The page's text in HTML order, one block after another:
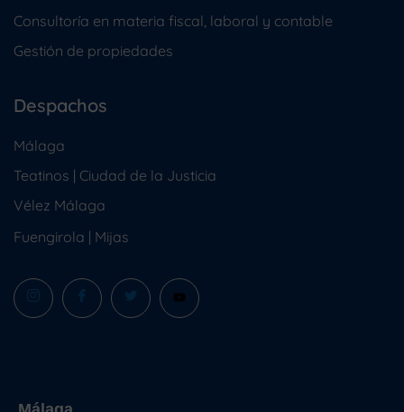
Consultoría en materia fiscal, laboral y contable
Gestión de propiedades
Despachos
Málaga
Teatinos | Ciudad de la Justicia
Vélez Málaga
Fuengirola | Mijas